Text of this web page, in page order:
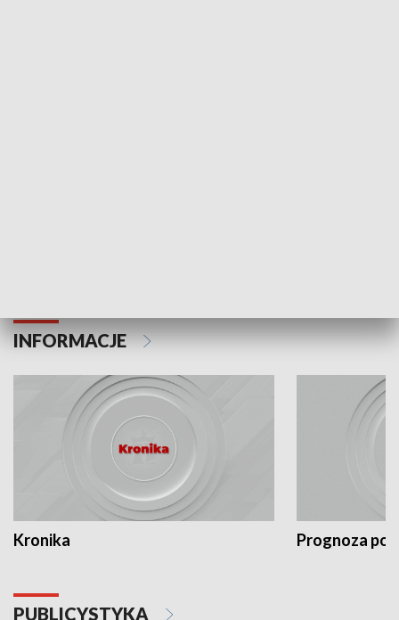
INFORMACJE
Kronika Prognoza
PUBLICYSTYKA